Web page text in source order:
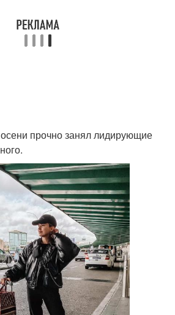
прочно занял лидирующие